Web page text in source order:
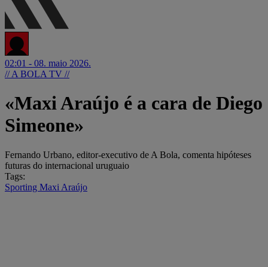
02:01 - 08. maio 2026.
// A BOLA TV //
«Maxi Araújo é a cara de Diego
Simeone»
Fernando Urbano, editor-executivo de A Bola, comenta hipóteses
futuras do internacional uruguaio
Tags:
Sporting Maxi Araújo